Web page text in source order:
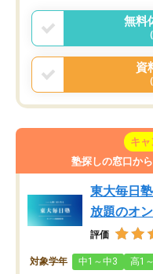
無料
資
キ
塾探しの窓口か
東大毎日
放題のオ
評価
対象学年 中1～中3 高1